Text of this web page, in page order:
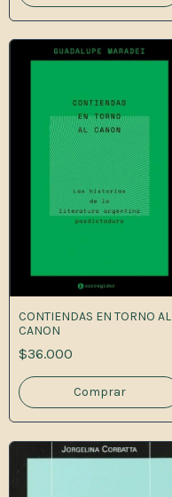
CONTIENDAS EN TORNO AL
CANON
$36.000